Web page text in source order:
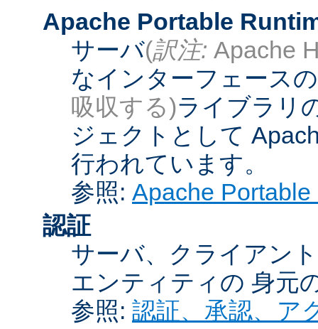
Apache Portable
サーバ(訳注: Apache
なインターフェース
吸収する)ライブラリ
ジェクトとして
行われています。
参照: Apache
認証
サーバ、クライアン
エンティティの 身元
参照: 認証、承認、ア